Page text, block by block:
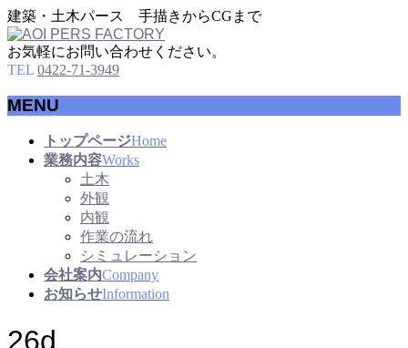
建築・土木パース 手描きからCGまで
お気軽にお問い合わせください。
TEL 0422-71-3949
MENU
トップページHome
業務内容Works
土木
外観
内観
作業の流れ
シミュレーション
会社案内Company
お知らせInformation
26d